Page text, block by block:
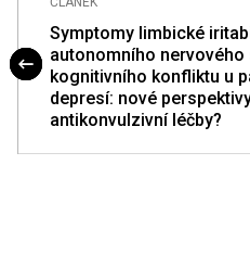
Symptomy limbické
autonomního nervového
kognitivního konfliktu u
depresí: nové
antikonvulzivní léčby?